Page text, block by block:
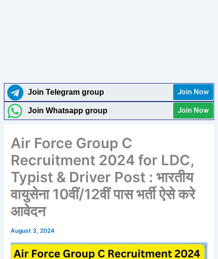
Join Telegram group Join Now
Join Whatsapp group Join Now
Air Force Group C
Recruitment 2024 for LDC,
Typist & Driver Post : भारतीय
वायुसेना 10वीं/12वीं पास भर्ती ऐसे करे
आवेदन
August 3, 2024